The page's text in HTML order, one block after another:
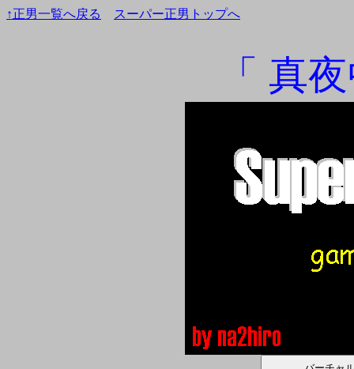
↑正男一覧へ戻る スーパー正男トップへ
「 真